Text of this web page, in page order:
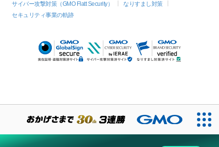
サイバー攻撃対策（GMO Flatt Security）
なりすまし対策
セキュリティ事業の軌跡